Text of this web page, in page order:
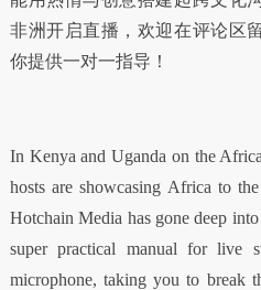
非洲开启直播，欢迎在评论区
你提供一对一指导！
In Kenya and Uganda on the
hosts are showcasing Africa to
Hotchain Media has gone deep
super practical manual for live
microphone, taking you to break